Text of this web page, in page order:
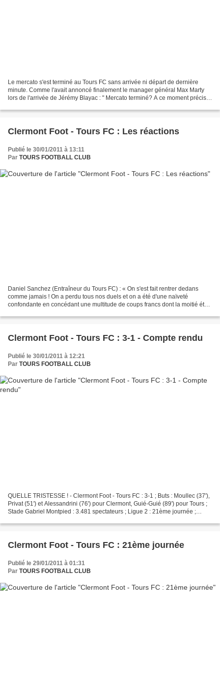
Le mercato s'est terminé au Tours FC sans arrivée ni départ de dernière
minute. Comme l'avait annoncé finalement le manager général Max Marty
lors de l'arrivée de Jérémy Blayac : " Mercato terminé? A ce moment précis, il
Clermont Foot - Tours FC : Les réactions
Publié le 30/01/2011 à 13:11
Par TOURS FOOTBALL CLUB
Daniel Sanchez (Entraîneur du Tours FC) : « On s'est fait rentrer dedans
comme jamais ! On a perdu tous nos duels et on a été d'une naïveté
confondante en concédant une multitude de coups francs dont la moitié était
Clermont Foot - Tours FC : 3-1 - Compte rendu
Publié le 30/01/2011 à 12:21
Par TOURS FOOTBALL CLUB
QUELLE TRISTESSE ! - Clermont Foot - Tours FC : 3-1 ; Buts : Moullec (37'),
Privat (51') et Alessandrini (76') pour Clermont, Guié-Guié (89') pour Tours ;
Stade Gabriel Montpied : 3.481 spectateurs ; Ligue 2 : 21ème journée ;
Clermont Foot - Tours FC : 21ème journée
Publié le 29/01/2011 à 01:31
Par TOURS FOOTBALL CLUB